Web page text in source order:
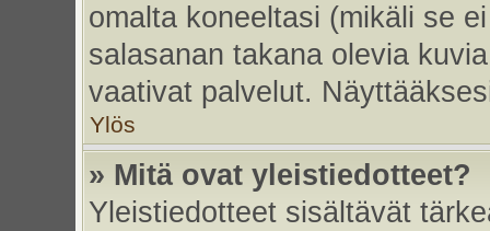
omalta koneeltasi (mikäli se
salasanan takana olevia
vaativat palvelut.
Ylös
» Mitä ovat yleistiedotteet?
Yleistiedotteet sisältävät